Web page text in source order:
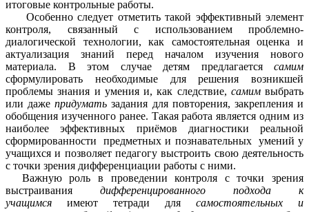
итоговые контрольные работы.
Особенно следует отметить такой эффективный элемент
контроля, связанный с использованием проблемно-
диалогической технологии, как самостоятельная оценка и
актуализация знаний перед началом изучения нового
материала. В этом случае детям предлагается самим
сформулировать необходимые для решения возникшей
проблемы знания и умения и, как следствие, самимвыбрать
или дажепридумать задания для повторения, закрепления и
обобщения изученного ранее. Такая работа является одним из
наиболее эффективных приёмов диагностики реальной
сформированности предметных и познавательных умений у
учащихся и позволяет педагогу выстроить свою деятельность
с точки зрения дифференциации работы с ними.
Важную роль в проведении контроля с точки зрения
выстраивания дифференцированного
подхода к
учащимся имеют тетради для самостоятельных
и